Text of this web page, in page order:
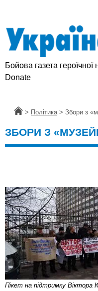
Бойова газета героїчної
Donate
Головна
> Політика > Збори з
ЗБОРИ З
Пікет на підтримку Віктора